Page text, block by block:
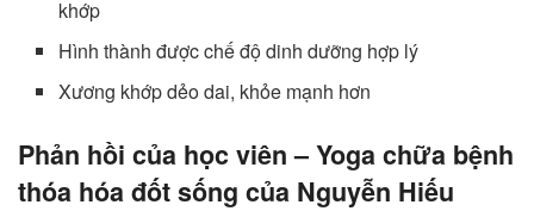
khớp
Hình thành được chế độ dinh dưỡng hợp lý
Xương khớp dẻo dai, khỏe mạnh hơn
Phản hồi của học viên – Yoga chữa bệnh
thóa hóa đốt sống của Nguyễn Hiếu